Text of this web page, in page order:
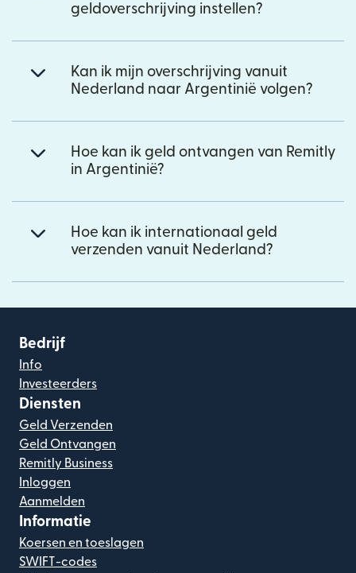
geldoverschrijving instellen?
Kan ik mijn overschrijving vanuit
Nederland naar Argentinië volgen?
Hoe kan ik geld ontvangen van Remitly
in Argentinië?
Hoe kan ik internationaal geld
verzenden vanuit Nederland?
Bedrijf
Info
Investeerders
Diensten
Geld Verzenden
Geld Ontvangen
Remitly Business
Inloggen
Aanmelden
Informatie
Koersen en toeslagen
SWIFT-codes